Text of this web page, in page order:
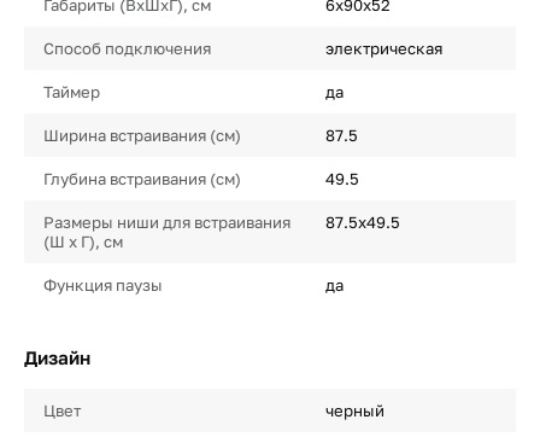
Габариты (ВхШхГ), см 6х90х52
Способ подключения электрическая
Таймер да
Ширина встраивания (см) 87.5
Глубина встраивания (см) 49.5
Размеры ниши для встраивания
(Ш х Г), см
87.5х49.5
Функция паузы да
Дизайн
Цвет черный